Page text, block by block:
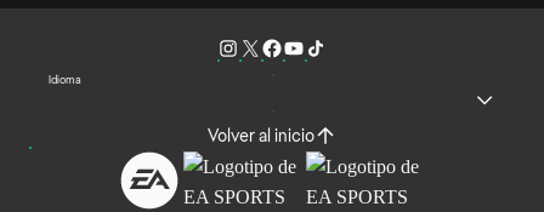
Idioma
Volver al inicio